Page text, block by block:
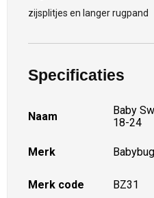
zijsplitjes en langer rugpand
Specificaties
Naam
Baby
18-24
Merk
Merk code BZ31